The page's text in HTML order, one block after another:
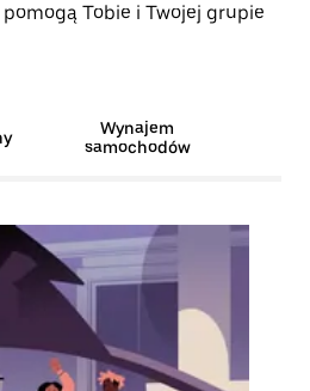
Tobie i Twojej grupie
Wynajem
samochodów